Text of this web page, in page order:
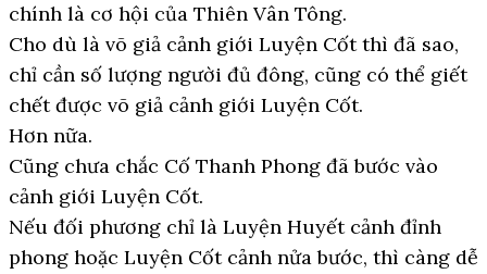
chính là cơ hội của Thiên Vân Tông.
Cho dù là võ giả cảnh giới Luyện Cốt thì đã sao,
chỉ cần số lượng người đủ đông, cũng có thể giết
chết được võ giả cảnh giới Luyện Cốt.
Hơn nữa.
Cũng chưa chắc Cố Thanh Phong đã bước vào
cảnh giới Luyện Cốt.
Nếu đối phương chỉ là Luyện Huyết cảnh đỉnh
phong hoặc Luyện Cốt cảnh nửa bước, thì càng dễ